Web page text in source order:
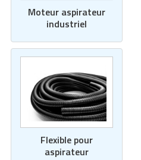
Moteur aspirateur
industriel
Flexible pour
aspirateur